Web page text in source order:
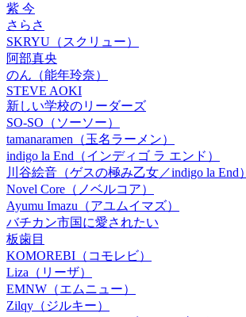
紫 今
さらさ
SKRYU（スクリュー）
阿部真央
のん（能年玲奈）
STEVE AOKI
新しい学校のリーダーズ
SO-SO（ソーソー）
tamanaramen（玉名ラーメン）
indigo la End（インディゴ ラ エンド）
川谷絵音（ゲスの極み乙女／indigo la End）
Novel Core（ノベルコア）
Ayumu Imazu（アユムイマズ）
バチカン市国に愛されたい
板歯目
KOMOREBI（コモレビ）
Liza（リーザ）
EMNW（エムニュー）
Zilqy（ジルキー）